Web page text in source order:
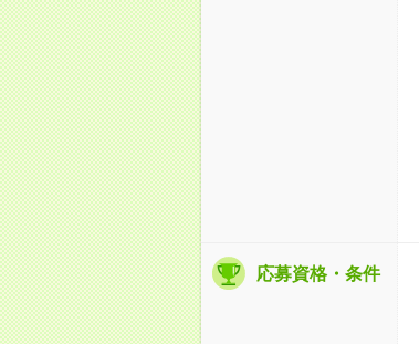
応募資格・条件